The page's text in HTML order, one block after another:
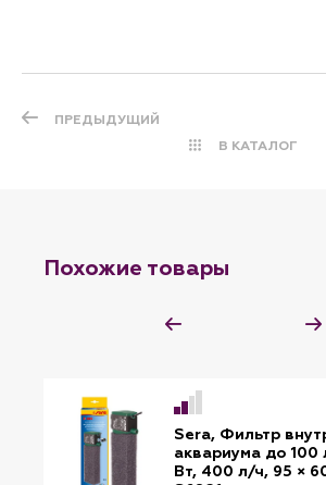
ПРЕДЫДУЩИЙ
В КАТАЛОГ
Похожие товары
Sera, Фильтр
аквариума до 100
Вт, 400 л/ч, 95 ×